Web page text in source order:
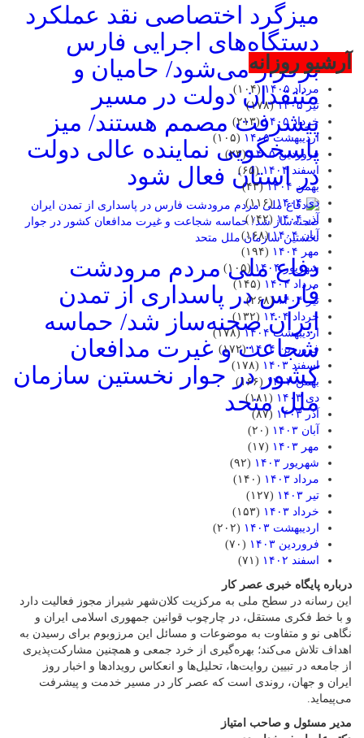
میزگرد اختصاصی نقد عملکرد
دستگاه‌های اجرایی فارس
برگزار می‌شود/ حامیان و
منتقدان دولت در مسیر
پیشرفت مصمم هستند/ میز
پاسخگویی نماینده عالی دولت
در استان فعال شود
دفاع ملی مردم مرودشت
فارس در پاسداری از تمدن
ایران صحنه‌ساز شد/ حماسه
شجاعت و غیرت مدافعان
کشور در جوار نخستین سازمان
ملل متحد
آرشیو روزانه
مرداد ۱۴۰۵
(۱۰۴)
تیر ۱۴۰۵
(۱۷۸)
خرداد ۱۴۰۵
(۲۱۳)
اردیبهشت ۱۴۰۵
(۱۰۵)
فروردین ۱۴۰۵
(۲۳)
اسفند ۱۴۰۴
(۶۵)
بهمن ۱۴۰۴
(۴۳)
دی ۱۴۰۴
(۱۱۶)
آذر ۱۴۰۴
(۱۴۲)
آبان ۱۴۰۴
(۱۶۸)
مهر ۱۴۰۴
(۱۹۴)
شهریور ۱۴۰۴
(۱۰۵)
مرداد ۱۴۰۴
(۱۴۵)
تیر ۱۴۰۴
(۲۶۸)
خرداد ۱۴۰۴
(۱۳۲)
اردیبهشت ۱۴۰۴
(۱۷۸)
فروردین ۱۴۰۴
(۱۷۲)
اسفند ۱۴۰۳
(۱۷۸)
بهمن ۱۴۰۳
(۱۶۶)
دی ۱۴۰۳
(۱۸۱)
آذر ۱۴۰۳
(۸۷)
آبان ۱۴۰۳
(۲۰)
مهر ۱۴۰۳
(۱۷)
شهریور ۱۴۰۳
(۹۲)
مرداد ۱۴۰۳
(۱۴۰)
تیر ۱۴۰۳
(۱۲۷)
خرداد ۱۴۰۳
(۱۵۳)
اردیبهشت ۱۴۰۳
(۲۰۲)
فروردین ۱۴۰۳
(۷۰)
اسفند ۱۴۰۲
(۷۱)
درباره پایگاه خبری عصر کار
این رسانه در سطح ملی به مرکزیت کلان‌شهر شیراز مجوز فعالیت دارد
و با خط فکری مستقل، در چارچوب قوانین جمهوری اسلامی ایران و
نگاهی نو و متفاوت به موضوعات ‌و مسائل این مرزوبوم برای رسیدن به
اهداف تلاش می‌کند؛ بهره‌گیری از خرد جمعی و همچنین مشارکت‌پذیری
از جامعه در تبیین روایت‌ها، تحلیل‌ها و انعکاس رویدادها و اخبار روز
ایران و جهان، روندی است که عصر کار در مسیر خدمت و پیشرفت
می‌پیماید.
مدیر مسئول و صاحب امتیاز